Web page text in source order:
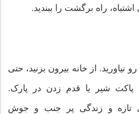
اشتباه، راه برگشت را ببندید.
نیاورید. از خانه بیرون بزنید، حتی
شیر یا قدم زدن در پارک.
تازه و زندگی پر جنب و جوش